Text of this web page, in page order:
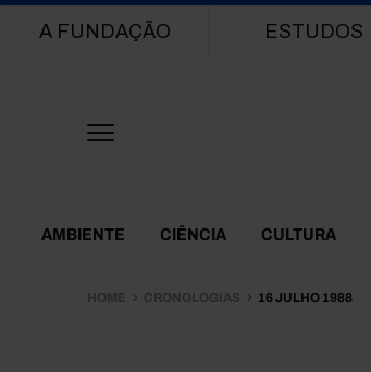
Main navigation
A FUNDAÇÃO ESTUDOS
Themes Menu
AMBIENTE CIÊNCIA CULTURA
HOME CRONOLOGIAS 16 JULHO 1988